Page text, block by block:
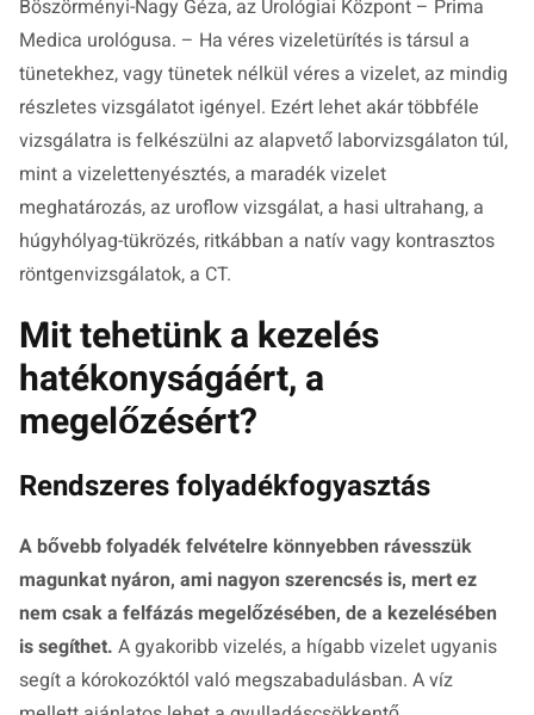
Böszörményi-Nagy Géza, az Urológiai Központ – Prima
Medica urológusa. – Ha véres vizeletürítés is társul a
tünetekhez, vagy tünetek nélkül véres a vizelet, az mindig
részletes vizsgálatot igényel. Ezért lehet akár többféle
vizsgálatra is felkészülni az alapvető laborvizsgálaton túl,
mint a vizelettenyésztés, a maradék vizelet
meghatározás, az uroflow vizsgálat, a hasi ultrahang, a
húgyhólyag-tükrözés, ritkábban a natív vagy kontrasztos
röntgenvizsgálatok, a CT.
Mit tehetünk a kezelés
hatékonyságáért, a
megelőzésért?
Rendszeres folyadékfogyasztás
A bővebb folyadék felvételre könnyebben rávesszük
magunkat nyáron, ami nagyon szerencsés is, mert ez
nem csak a felfázás megelőzésében, de a kezelésében
is segíthet. A gyakoribb vizelés, a hígabb vizelet ugyanis
segít a kórokozóktól való megszabadulásban. A víz